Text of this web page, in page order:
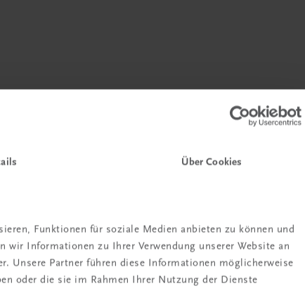
Über Cookies
Funktionen für soziale Medien anbieten zu können und
wir Informationen zu Ihrer Verwendung unserer Website an
Unsere Partner führen diese Informationen möglicherweise
oder die sie im Rahmen Ihrer Nutzung der Dienste